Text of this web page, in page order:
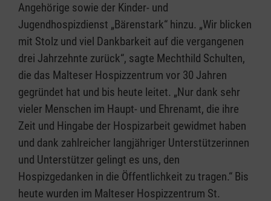
Angehörige sowie der Kinder- und
Jugendhospizdienst „Bärenstark“ hinzu. „Wir blicken
mit Stolz und viel Dankbarkeit auf die vergangenen
drei Jahrzehnte zurück“, sagte Mechthild Schulten,
die das Malteser Hospizzentrum vor 30 Jahren
gegründet hat und bis heute leitet. „Nur dank sehr
vieler Menschen im Haupt- und Ehrenamt, die ihre
Zeit und Hingabe der Hospizarbeit gewidmet haben
und dank zahlreicher langjähriger Unterstützerinnen
und Unterstützer gelingt es uns, den
Hospizgedanken in die Öffentlichkeit zu tragen.“ Bis
heute wurden im Malteser Hospizzentrum St.